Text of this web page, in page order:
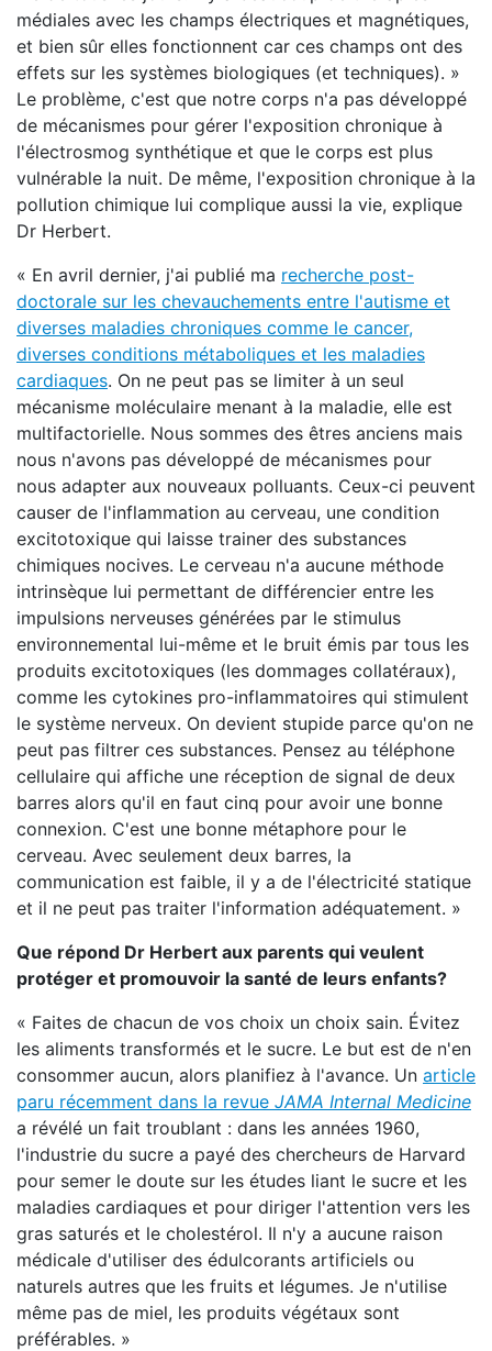
médiales avec les champs électriques et magnétiques,
et bien sûr elles fonctionnent car ces champs ont des
effets sur les systèmes biologiques (et techniques). »
Le problème, c'est que notre corps n'a pas développé
de mécanismes pour gérer l'exposition chronique à
l'électrosmog synthétique et que le corps est plus
vulnérable la nuit. De même, l'exposition chronique à la
pollution chimique lui complique aussi la vie, explique
Dr Herbert.
« En avril dernier, j'ai publié ma recherche post-
doctorale sur les chevauchements entre l'autisme et
diverses maladies chroniques comme le cancer,
diverses conditions métaboliques et les maladies
cardiaques. On ne peut pas se limiter à un seul
mécanisme moléculaire menant à la maladie, elle est
multifactorielle. Nous sommes des êtres anciens mais
nous n'avons pas développé de mécanismes pour
nous adapter aux nouveaux polluants. Ceux-ci peuvent
causer de l'inflammation au cerveau, une condition
excitotoxique qui laisse trainer des substances
chimiques nocives. Le cerveau n'a aucune méthode
intrinsèque lui permettant de différencier entre les
impulsions nerveuses générées par le stimulus
environnemental lui-même et le bruit émis par tous les
produits excitotoxiques (les dommages collatéraux),
comme les cytokines pro-inflammatoires qui stimulent
le système nerveux. On devient stupide parce qu'on ne
peut pas filtrer ces substances. Pensez au téléphone
cellulaire qui affiche une réception de signal de deux
barres alors qu'il en faut cinq pour avoir une bonne
connexion. C'est une bonne métaphore pour le
cerveau. Avec seulement deux barres, la
communication est faible, il y a de l'électricité statique
et il ne peut pas traiter l'information adéquatement. »
Que répond Dr Herbert aux parents qui veulent
protéger et promouvoir la santé de leurs enfants?
« Faites de chacun de vos choix un choix sain. Évitez
les aliments transformés et le sucre. Le but est de n'en
consommer aucun, alors planifiez à l'avance. Un article
paru récemment dans la revue JAMA Internal Medicine
a révélé un fait troublant : dans les années 1960,
l'industrie du sucre a payé des chercheurs de Harvard
pour semer le doute sur les études liant le sucre et les
maladies cardiaques et pour diriger l'attention vers les
gras saturés et le cholestérol. Il n'y a aucune raison
médicale d'utiliser des édulcorants artificiels ou
naturels autres que les fruits et légumes. Je n'utilise
même pas de miel, les produits végétaux sont
préférables. »